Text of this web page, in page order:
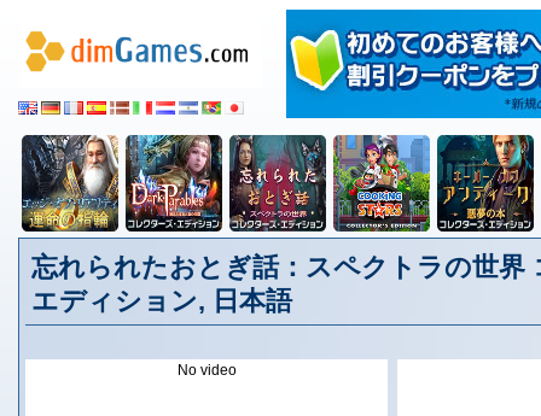
忘れられたおとぎ話：スペクトラの世界
エディション, 日本語
No video